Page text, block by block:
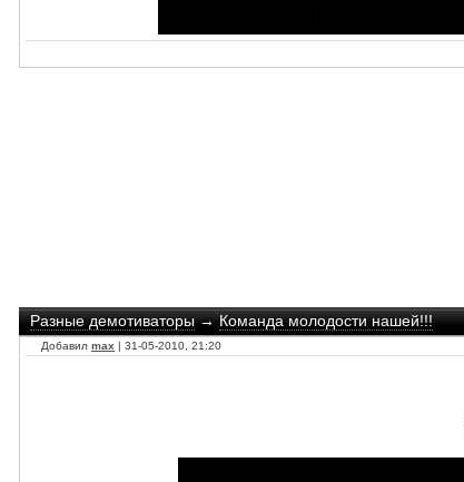
Разные демотиваторы→Команда молодости нашей!!!
Добавил max | 31-05-2010, 21:20